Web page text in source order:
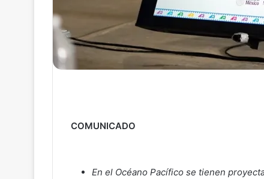
COMUNICADO
En el Océano Pacífico se tienen